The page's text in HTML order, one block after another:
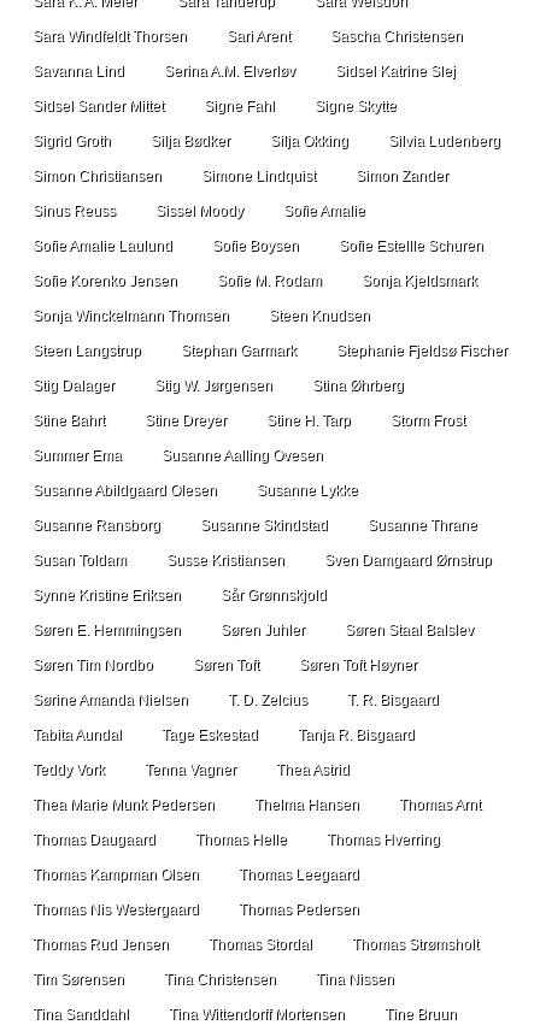
Sara Windfeldt Thorsen Sari Arent Sascha Christensen
Savanna Lind Serina A.M. Elverløv Sidsel Katrine Slej
Sidsel Sander Mittet Signe Fahl Signe Skytte
Sigrid Groth Silja Bødker Silja Okking Silvia Ludenberg
Simon Christiansen Simone Lindquist Simon Zander
Sinus Reuss Sissel Moody Sofie Amalie
Sofie Amalie Laulund Sofie Boysen Sofie Estellle Schuren
Sofie Korenko Jensen Sofie M. Rodam Sonja Kjeldsmark
Sonja Winckelmann Thomsen Steen Knudsen
Steen Langstrup Stephan Garmark Stephanie Fjeldsø Fischer
Stig Dalager Stig W. Jørgensen Stina Øhrberg
Stine Bahrt Stine Dreyer Stine H. Tarp Storm Frost
Summer Ema Susanne Aalling Ovesen
Susanne Abildgaard Olesen Susanne Lykke
Susanne Ransborg Susanne Skindstad Susanne Thrane
Susan Toldam Susse Kristiansen Sven Damgaard Ørnstrup
Synne Kristine Eriksen Sår Grønnskjold
Søren E. Hemmingsen Søren Juhler Søren Staal Balslev
Søren Tim Nordbo Søren Toft Søren Toft Høyner
Sørine Amanda Nielsen T. D. Zelcius T. R. Bisgaard
Tabita Aundal Tage Eskestad Tanja R. Bisgaard
Teddy Vork Tenna Vagner Thea Astrid
Thea Marie Munk Pedersen Thelma Hansen Thomas Arnt
Thomas Daugaard Thomas Helle Thomas Hverring
Thomas Kampman Olsen Thomas Leegaard
Thomas Nis Westergaard Thomas Pedersen
Thomas Rud Jensen Thomas Stordal Thomas Strømsholt
Tim Sørensen Tina Christensen Tina Nissen
Tina Sanddahl Tina Wittendorff Mortensen Tine Bruun